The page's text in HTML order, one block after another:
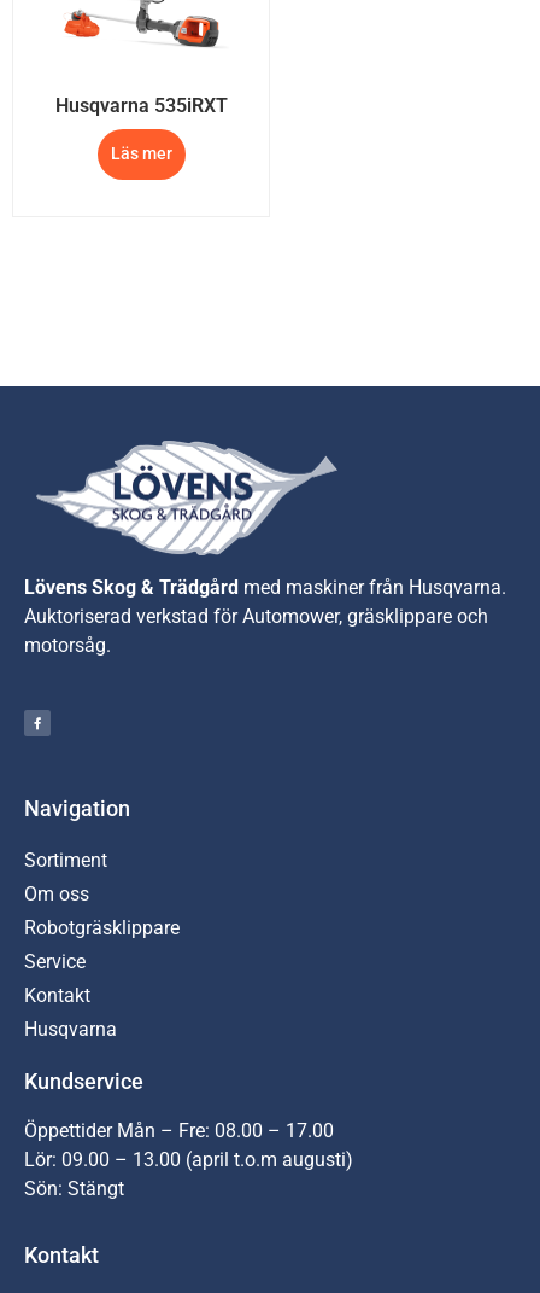
Husqvarna 535iRXT
Läs mer
Lövens Skog & Trädgård med maskiner från Husqvarna.
Auktoriserad verkstad för Automower, gräsklippare och
motorsåg.
Navigation
Sortiment
Om oss
Robotgräsklippare
Service
Kontakt
Husqvarna
Kundservice
Öppettider Mån – Fre: 08.00 – 17.00
Lör: 09.00 – 13.00 (april t.o.m augusti)
Sön: Stängt
Kontakt